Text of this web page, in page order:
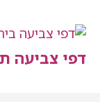
תשמישי